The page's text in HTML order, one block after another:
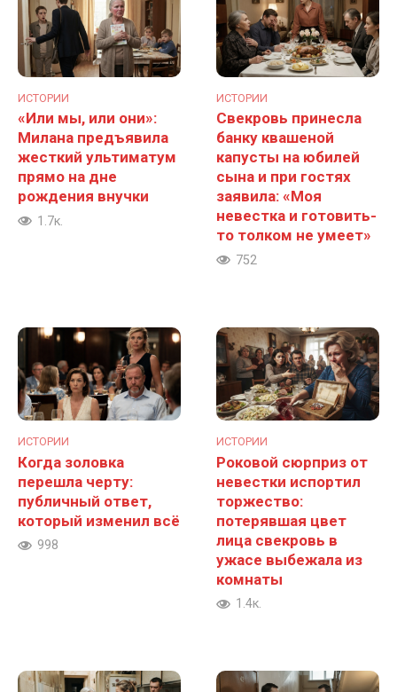
ИСТОРИИ
«Или мы, или они»:
Милана предъявила
жесткий ультиматум
прямо на дне
рождения внучки
1.7к.
ИСТОРИИ
Свекровь принесла
банку квашеной
капусты на юбилей
сына и при гостях
заявила: «Моя
невестка и готовить-
то толком не умеет»
752
ИСТОРИИ
Когда золовка
перешла черту:
публичный ответ,
который изменил всё
998
ИСТОРИИ
Роковой сюрприз от
невестки испортил
торжество:
потерявшая цвет
лица свекровь в
ужасе выбежала из
комнаты
1.4к.